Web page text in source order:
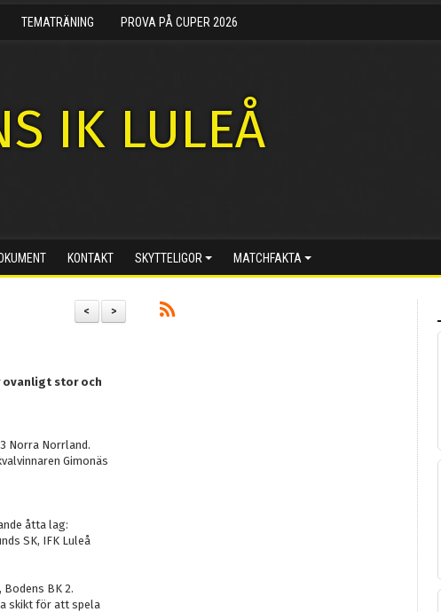
TEMATRÄNING PROVA PÅ CUPER 2026
IK LULEÅ
KONTAKT SKYTTELIGOR MATCHFAKTA
>
<
ovanligt stor och
Norra Norrland.
Gimonäs
åtta lag:
SK, IFK Luleå
Bodens BK 2.
skikt för att spela